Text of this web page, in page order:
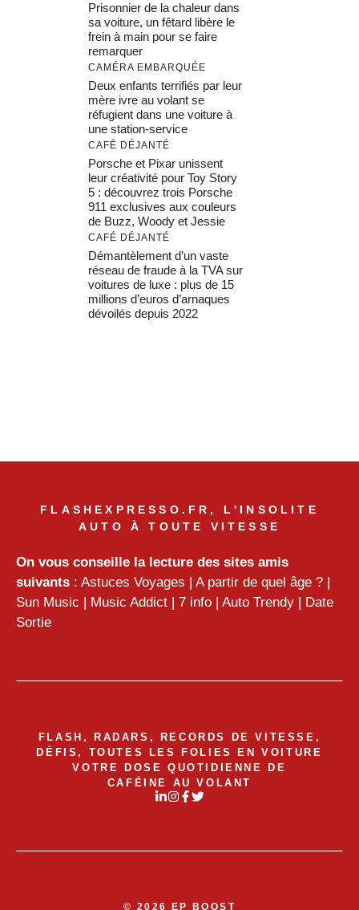
Prisonnier de la chaleur dans
sa voiture, un fêtard libère le
frein à main pour se faire
remarquer
CAMÉRA EMBARQUÉE
Deux enfants terrifiés par leur
mère ivre au volant se
réfugient dans une voiture à
une station-service
CAFÉ DÉJANTÉ
Porsche et Pixar unissent
leur créativité pour Toy Story
5 : découvrez trois Porsche
911 exclusives aux couleurs
de Buzz, Woody et Jessie
CAFÉ DÉJANTÉ
Démantèlement d’un vaste
réseau de fraude à la TVA sur
voitures de luxe : plus de 15
millions d’euros d’arnaques
dévoilés depuis 2022
FLASHEXPRESSO.FR, L'INSOLITE
AUTO À TOUTE VITESSE
On vous conseille la lecture des sites amis
suivants : Astuces Voyages | A partir de quel âge ? |
Sun Music | Music Addict | 7 info | Auto Trendy | Date
Sortie
FLASH, RADARS, RECORDS DE VITESSE,
DÉFIS, TOUTES LES FOLIES EN VOITURE
VOTRE DOSE QUOTIDIENNE DE
CAFÉINE AU VOLANT
© 2026 EP BOOST